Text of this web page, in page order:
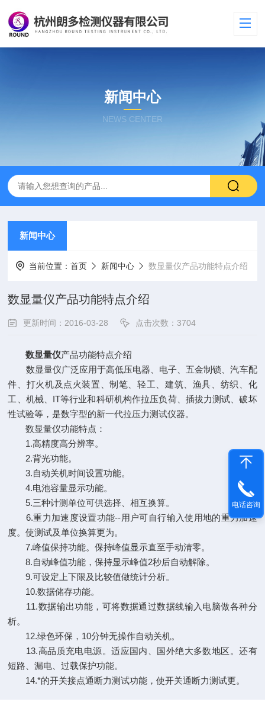
新闻中心
NEWS CENTER
新闻中心
当前位置：首页 新闻中心 数显量仪产品功能特点介绍
数显量仪产品功能特点介绍
更新时间：2016-03-28 点击次数：3704
数显量仪产品功能特点介绍
数显量仪广泛应用于高低压电器、电子、五金制锁、汽车配
件、打火机及点火装置、制笔、轻工、建筑、渔具、纺织、化
工、机械、IT等行业和科研机构作拉压负荷、插拔力测试、破坏
性试验等，是数字型的新一代拉压力测试仪器。
数显量仪功能特点：
1.高精度高分辨率。
2.背光功能。
3.自动关机时间设置功能。
4.电池容量显示功能。
5.三种计测单位可供选择、相互换算。
6.重力加速度设置功能--用户可自行输入使用地的重力加速
度。使测试及单位换算更为。
7.峰值保持功能。保持峰值显示直至手动清零。
8.自动峰值功能，保持显示峰值2秒后自动解除。
9.可设定上下限及比较值做统计分析。
10.数据储存功能。
11.数据输出功能，可将数据通过数据线输入电脑做各种分
析。
12.绿色环保，10分钟无操作自动关机。
13.高品质充电电源。适应国内、国外绝大多数地区。还有
短路、漏电、过载保护功能。
14.*的开关接点通断力测试功能，使开关通断力测试更。
电话咨询